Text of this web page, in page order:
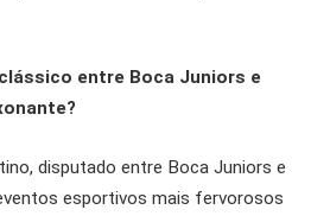
entre Boca Juniors e
disputado entre Boca Juniors e
esportivos mais fervorosos